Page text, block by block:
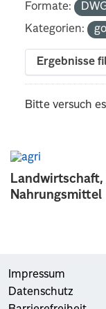
Nahrungsmittel
Formate:
Kategorien:
Ergebnisse
Bitte versuch
Impressum
Datenschutz